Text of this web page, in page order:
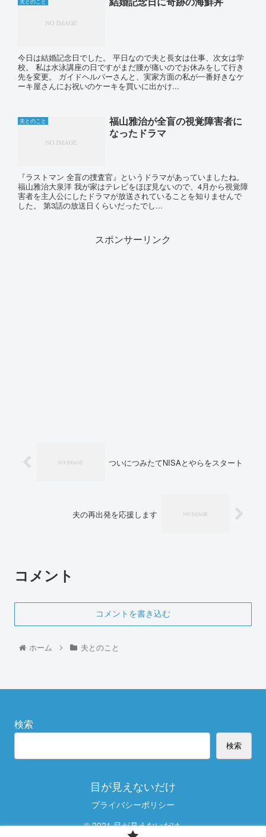
今日は結婚記念日でした。 平日なので夫と長女は仕事、次女は学
校。 私は水泳講座の日ですがまだ腰が痛いのでお休みをして行き
先を変更。 ガイドヘルパーさんと、実家方面の私が一番好きなケ
ーキ屋さんにお祝いのケーキを買いに出かけ...
夫とのこと
福山雅治が全盲の視覚障害者に
なったドラマ
『ラストマン 全盲の捜査官』というドラマがあっていましたね。
福山雅治大泉洋 我が家はテレビをほぼ見ないので、4月から視覚障
害者を主人公にしたドラマが放送されていることを知りませんで
した。 第3話の放送日くらいだったでし...
スポンサーリンク
ついにつみたてNISAとやらをスタート
夫の再出発を応援します
コメント
コメントを書き込む
ホーム 夫とのこと
検索
検索
目が見えないだけ
プライバシーポリシー
© 2021 目が見えないだけ.